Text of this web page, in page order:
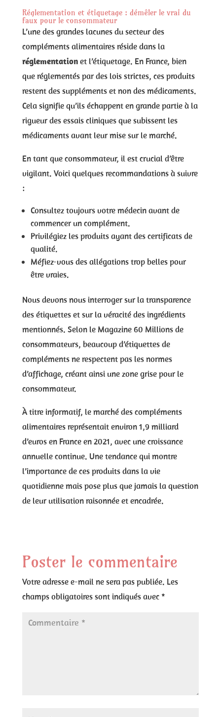
Réglementation et étiquetage : démêler le vrai du
faux pour le consommateur
L’une des grandes lacunes du secteur des
compléments alimentaires réside dans la
réglementationet l’étiquetage. En France, bien
que réglementés par des lois strictes, ces produits
restent des suppléments et non des médicaments.
Cela signifie qu’ils échappent en grande partie à la
rigueur des essais cliniques que subissent les
médicaments avant leur mise sur le marché.
En tant que consommateur, il est crucial d’être
vigilant. Voici quelques recommandations à suivre
:
Consultez toujours votre médecin avant de
commencer un complément.
Privilégiez les produits ayant des certificats de
qualité.
Méfiez-vous des allégations trop belles pour
être vraies.
Nous devons nous interroger sur la transparence
des étiquettes et sur la véracité des ingrédients
mentionnés. Selon le Magazine 60 Millions de
consommateurs, beaucoup d’étiquettes de
compléments ne respectent pas les normes
d’affichage, créant ainsi une zone grise pour le
consommateur.
À titre informatif, le marché des compléments
alimentaires représentait environ 1,9 milliard
d’euros en France en 2021, avec une croissance
annuelle continue. Une tendance qui montre
l’importance de ces produits dans la vie
quotidienne mais pose plus que jamais la question
de leur utilisation raisonnée et encadrée.
Poster le commentaire
Votre adresse e-mail ne sera pas publiée. Les
champs obligatoires sont indiqués avec *